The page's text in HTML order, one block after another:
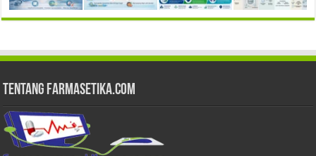
Tentang Farmasetika.com